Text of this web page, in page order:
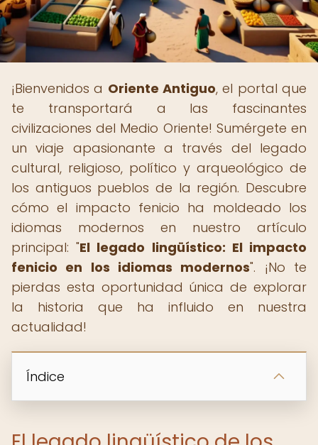
¡Bienvenidos a Oriente Antiguo, el portal que
te transportará a las fascinantes
civilizaciones del Medio Oriente! Sumérgete en
un viaje apasionante a través del legado
cultural, religioso, político y arqueológico de
los antiguos pueblos de la región. Descubre
cómo el impacto fenicio ha moldeado los
idiomas modernos en nuestro artículo
principal: "El legado lingüístico: El impacto
fenicio en los idiomas modernos". ¡No te
pierdas esta oportunidad única de explorar
la historia que ha influido en nuestra
actualidad!
Índice